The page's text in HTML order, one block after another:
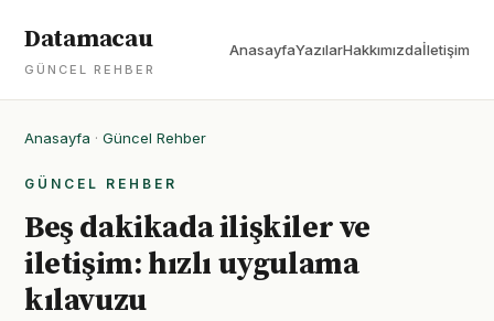
Datamacau
GÜNCEL REHBER
AnasayfaYazılarHakkımızdaİletişim
Anasayfa · Güncel Rehber
GÜNCEL REHBER
Beş dakikada ilişkiler ve
iletişim: hızlı uygulama
kılavuzu